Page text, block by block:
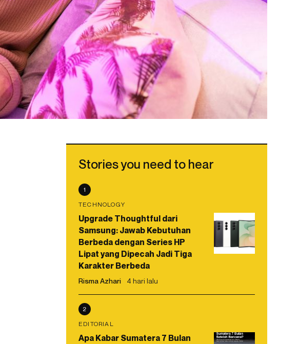
Stories you need to hear
1
TECHNOLOGY
Upgrade Thoughtful dari
Samsung: Jawab Kebutuhan
Berbeda dengan Series HP
Lipat yang Dipecah Jadi Tiga
Karakter Berbeda
Risma Azhari 4 hari lalu
2
EDITORIAL
Apa Kabar Sumatera 7 Bulan